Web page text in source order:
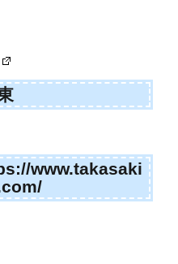
www.takasaki